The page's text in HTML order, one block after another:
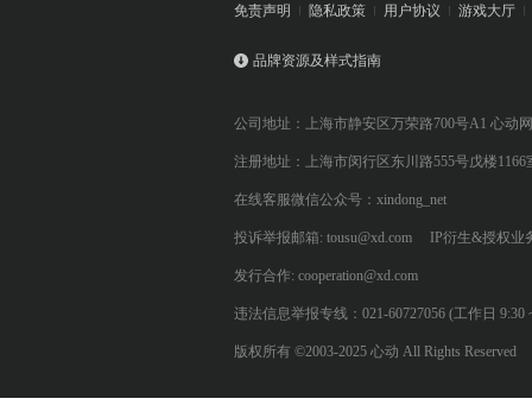
免责声明 隐私政策 用户协议 游戏大厅
品牌资源及样式指南
公司地址：上海市静安区万荣路700号A1 心动
注册地址：上海市闵行区东川路555号戊楼1166
在线客服微信公众号：xindong_net
投诉举报邮箱: tousu@xd.com IP衍生&授权业
发行合作: cooperation@xd.com
违法信息举报专线：021-60727056 (工作日 9:30
版权所有 ©2003-2025 心动 All Rights Reserved